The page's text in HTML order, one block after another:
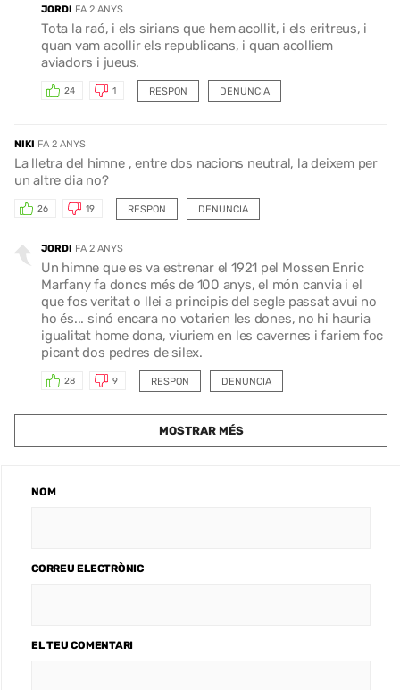
JORDI FA 2 ANYS
Tota la raó, i els sirians que hem acollit, i els eritreus, i
quan vam acollir els republicans, i quan acolliem
aviadors i jueus.
RESPON
24 1 DENUNCIA
NIKI FA 2 ANYS
La lletra del himne , entre dos nacions neutral, la deixem per
un altre dia no?
RESPON
26 19 DENUNCIA
JORDI FA 2 ANYS
Un himne que es va estrenar el 1921 pel Mossen Enric
Marfany fa doncs més de 100 anys, el món canvia i el
que fos veritat o llei a principis del segle passat avui no
ho és... sinó encara no votarien les dones, no hi hauria
igualitat home dona, viuriem en les cavernes i fariem foc
picant dos pedres de silex.
RESPON
28 9 DENUNCIA
MOSTRAR MÉS
NOM
CORREU ELECTRÒNIC
EL TEU COMENTARI